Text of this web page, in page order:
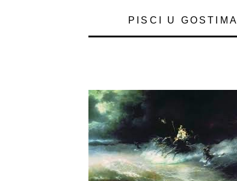
PISCI U GOSTIMA